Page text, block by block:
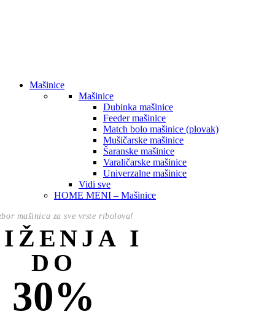
Mašinice
Mašinice
Dubinka mašinice
Feeder mašinice
Match bolo mašinice (plovak)
Mušičarske mašinice
Šaranske mašinice
Varaličarske mašinice
Univerzalne mašinice
Vidi sve
HOME MENI – Mašinice
mašinica za sve vrste ribolova!
I
DO
30%